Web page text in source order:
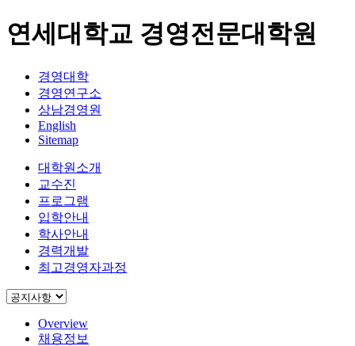
연세대학교 경영전문대학원
경영대학
경영연구소
상남경영원
English
Sitemap
대학원소개
교수진
프로그램
입학안내
학사안내
경력개발
최고경영자과정
Overview
채용정보